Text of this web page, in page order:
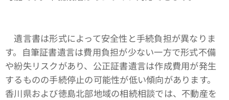
遺言書は形式によって安全性と手続負担が異なりま
す。自筆証書遺言は費用負担が少ない一方で形式不備
や紛失リスクがあり、公正証書遺言は作成費用が発生
するものの手続停止の可能性が低い傾向があります。
香川県および徳島北部地域の相続相談では、不動産を